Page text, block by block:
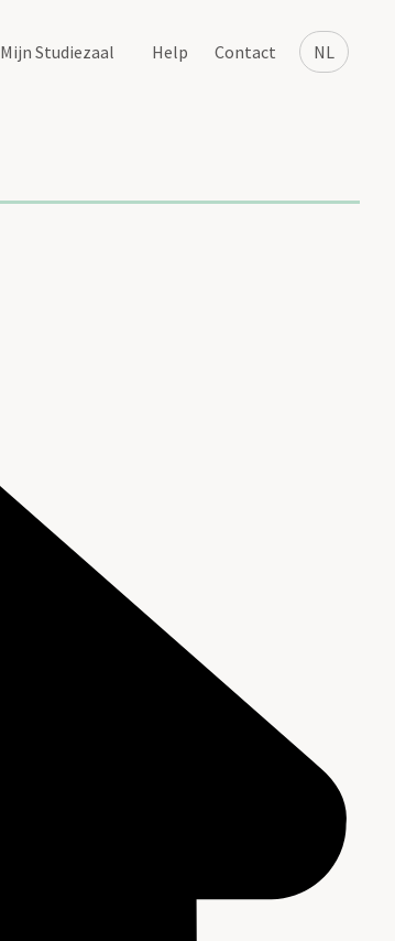
NL
Mijn Studiezaal Help Contact